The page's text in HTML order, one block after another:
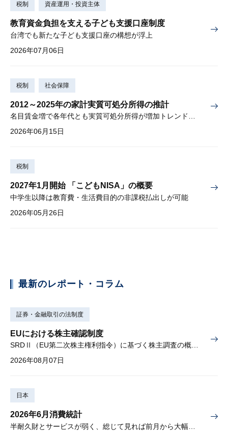
税制 資産運用・投資主体
教育資金負担を支える子ども支援口座制度
台湾でも新たな子ども支援口座の構想が浮上
2026年07月06日
税制 社会保障
2012～2025年の家計実質可処分所得の推計
名目賃金増で各年代とも実質可処分所得が増加トレンド入りか
2026年06月15日
税制
2027年1月開始 「こどもNISA」の概要
中学生以降は教育費・生活費目的の非課税払出しが可能
2026年05月26日
最新のレポート・コラム
証券・金融取引の法制度
EUにおける株主確認制度
SRDⅡ（EU第二次株主権利指令）に基づく株主調査の概要と課題
2026年08月07日
日本
2026年6月消費統計